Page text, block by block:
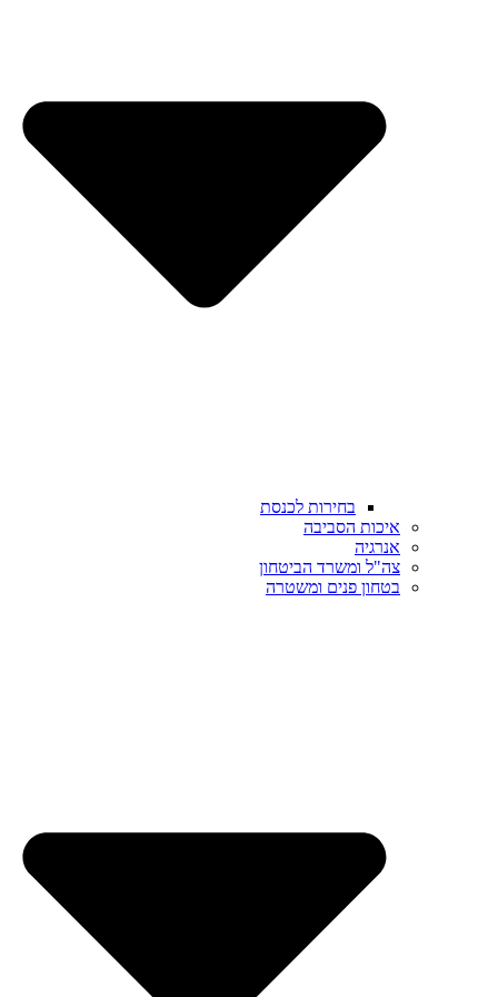
בחירות לכנסת
איכות הסביבה
אנרגיה
צה"ל ומשרד הביטחון
בטחון פנים ומשטרה